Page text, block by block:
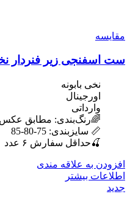
مقایسه
ست اسفنجی زیر فنردار
نخی بابونه
اورجینال
وارداتی
🌈رنگ‌بندی: مطابق عکس
📏 سایزبندی: 75-80-85
🍒حداقل سفارش ۶ عدد
افزودن به علاقه مندی
اطلاعات بیشتر
جدید